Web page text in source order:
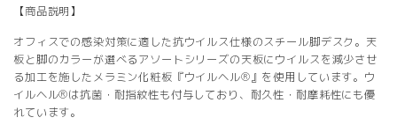
【商品説明】
オフィスでの感染対策に適した抗ウイルス仕様のスチール脚デスク。天
板と脚のカラーが選べるアソートシリーズの天板にウイルスを減少させ
る加工を施したメラミン化粧板『ウイルヘル®』を使用しています。ウ
イルヘル®は抗菌・耐指紋性も付与しており、耐久性・耐摩耗性にも優
れています。